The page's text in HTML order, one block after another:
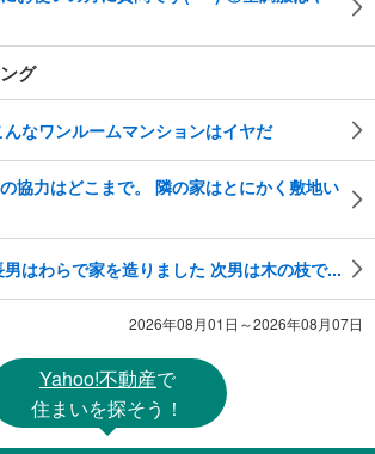
グ
なワンルームマンションはイヤだ
協力はどこまで。 隣の家はとにかく敷地い
はわらで家を造りました 次男は木の枝で...
2026年08月01日～2026年08月07日
Yahoo!不動産で
住まいを探そう！